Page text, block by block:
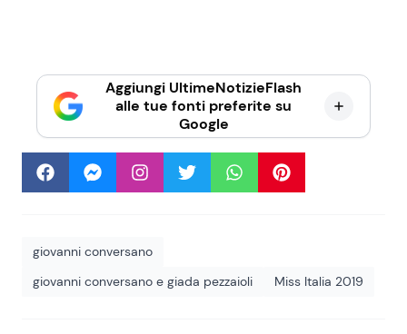
Aggiungi UltimeNotizieFlash
alle tue fonti preferite su
Google
giovanni conversano
giovanni conversano e giada pezzaioli
Miss Italia 2019